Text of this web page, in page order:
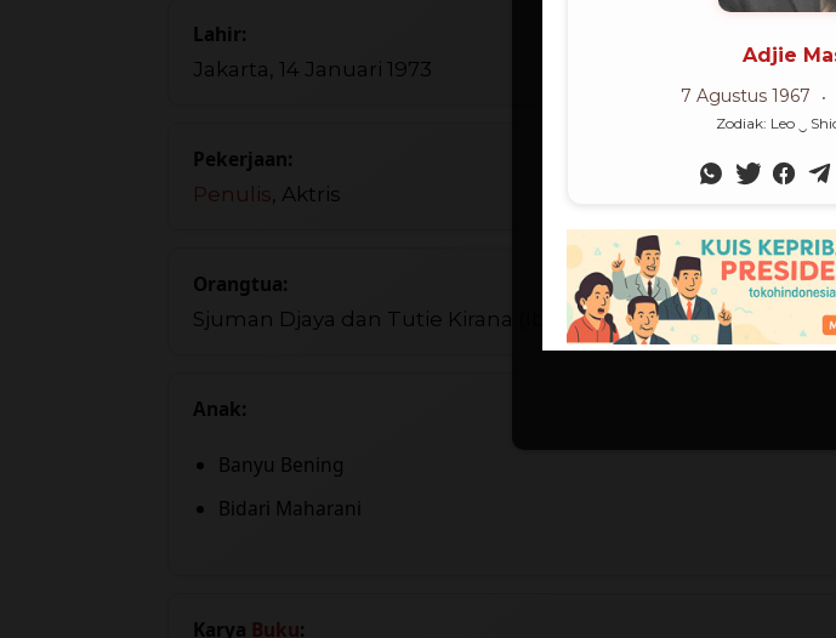
Lahir:
Jakarta, 14 Januari 1973
Pekerjaan:
Penulis, Aktris
Orangtua:
Sjuman Djaya dan Tutie Kirana (Ibu)
Anak:
Banyu Bening
Bidari Maharani
Karya Buku: